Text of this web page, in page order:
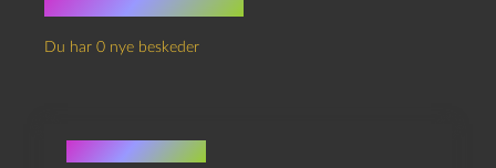
Du har 0 nye beskeder
Skriv et svar